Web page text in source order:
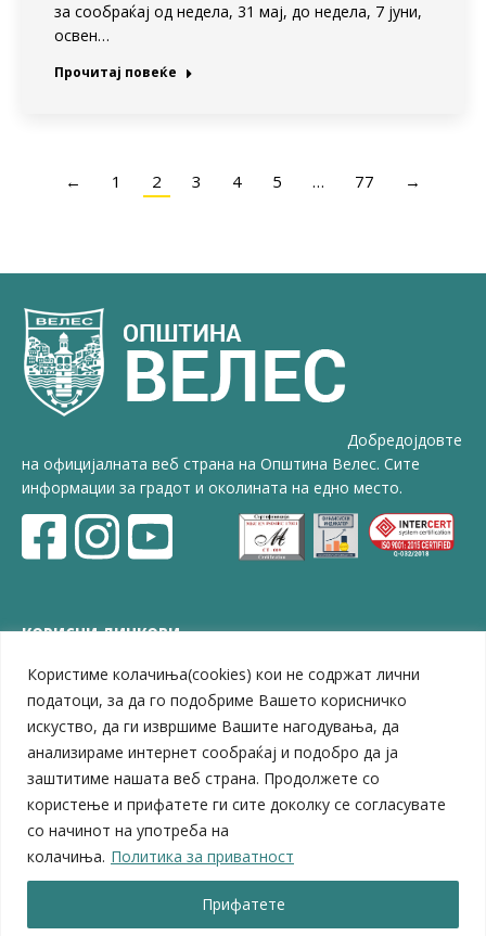
Користиме колачиња(cookies) кои не содржат лични
податоци, за да го подобриме Вашето корисничко
искуство, да ги извршиме Вашите нагодувања, да
анализираме интернет сообраќај и подобро да ја
заштитиме нашата веб страна. Продолжете со
користење и прифатете ги сите доколку се согласувате
со начинот на употреба на
колачиња. Политика за приватност
Прифатете
за сообраќај од недела, 31 мај, до недела, 7 јуни,
освен…
Прочитај повеќе
← 1 2 3 4 5 … 77 →
Добредојдовте
на официјалната веб страна на Општина Велес. Сите
информации за градот и околината на едно место.
КОРИСНИ ЛИНКОВИ
ЗЕЛС – Заедница на единиците на локална самоуправа
Центар за развој на Вардарски плански регион
Јавно комунално претпријатие „Дервен“
ЈПССО „Парк – спорт и паркинзи“
ЛБ „Гоце Делчев“
ЛУ „Народен Музеј“
Влада на Република Северна Македонија
Собрание на Република Северна Македонија
Министерство за финансии
Министерство за локална самоуправа